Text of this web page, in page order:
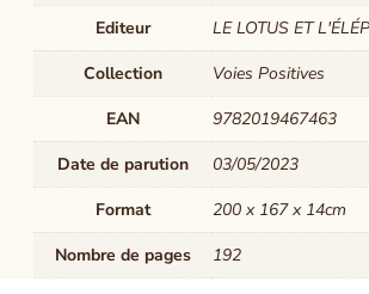
Editeur
LE LOTUS ET
Collection
Voies Positives
EAN
9782019467463
Date de parution
03/05/2023
Format
200 x 167 x 14cm
Nombre de pages
192